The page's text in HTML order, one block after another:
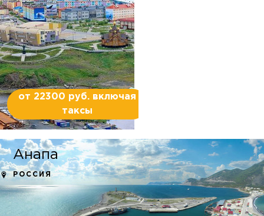
от 22300 руб. включая
таксы
Анапа
РОССИЯ